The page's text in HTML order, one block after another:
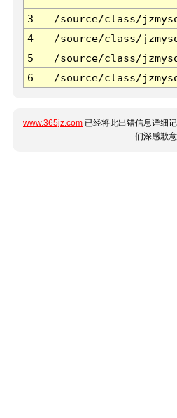
3 /source/class/
4
/source/class/
5
/source/class/
6
/source/class/
www.365jz.com 已经将此出错信息详细
们深感歉